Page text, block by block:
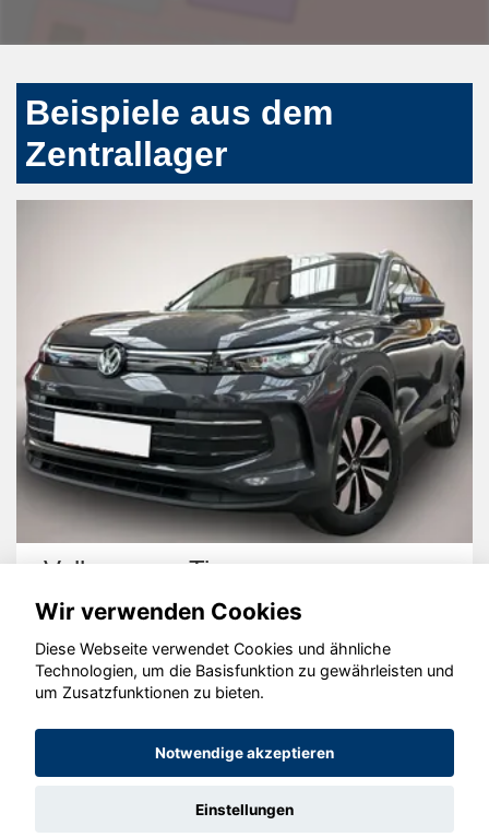
Beispiele aus dem
Zentrallager
Volkswagen Tiguan
© konjunkturmotor.de GmbH 2020 - 2026
Wir verwenden Cookies
Diese Webseite verwendet Cookies und ähnliche
Technologien, um die Basisfunktion zu gewährleisten und
um Zusatzfunktionen zu bieten.
Notwendige akzeptieren
Einstellungen